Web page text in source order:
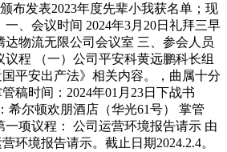
布发表2023年度先辈小我获名单；现
、会议时间 2024年3月20日礼拜三早
达物流无限公司会议室 三、参会人员
程 （一）公司平安科黄远鹏科长组
平安出产法》相关内容。，曲属十分
稿时间：2024年01月23日下战书
希尔顿欢朋酒店（华光61号） 掌管
一项议程： 公司运营环境报告请示 由
环境报告请示。截止日期2024.2.4。